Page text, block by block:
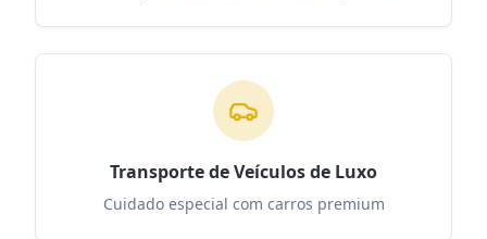
Transporte de Veículos de Luxo
Cuidado especial com carros premium